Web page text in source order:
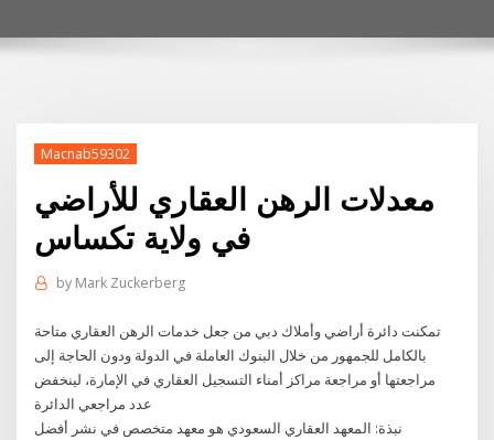
Macnab59302
معدلات الرهن العقاري للأراضي
في ولاية تكساس
by Mark Zuckerberg
تمكنت دائرة أراضي وأملاك دبي من جعل خدمات الرهن العقاري متاحة
بالكامل للجمهور من خلال البنوك العاملة في الدولة ودون الحاجة إلى
مراجعتها أو مراجعة مراكز أمناء التسجيل العقاري في الإمارة، لينخفض
عدد مراجعي الدائرة
نبذة: المعهد العقاري السعودي هو معهد متخصص في نشر أفضل